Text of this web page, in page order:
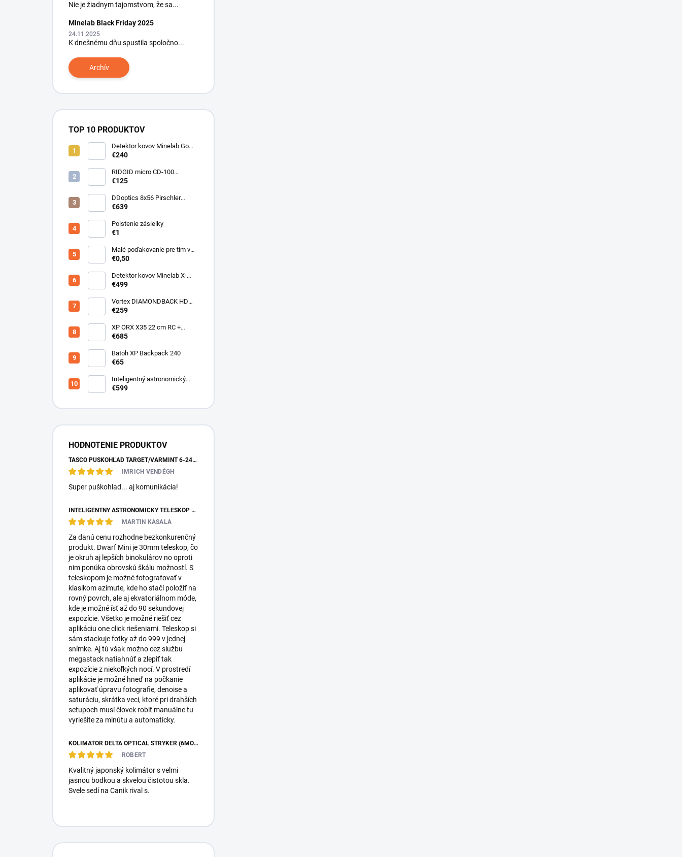
Nie je žiadnym tajomstvom, že sa...
Minelab Black Friday 2025
24.11.2025
K dnešnému dňu spustila spoločno...
Archív
TOP 10 PRODUKTOV
Detektor kovov Minelab Go
Find 66
€240
RIDGID micro CD-100
Detektor horľavých plynov
€125
DDoptics 8x56 Pirschler
Gen.3 Magnesium zelený
€639
Poistenie zásielky
€1
Malé poďakovanie pre tím v
sklade
€0,50
Detektor kovov Minelab X-
Terra ELITE pinpoiter set
€499
Vortex DIAMONDBACK HD
10X50
€259
XP ORX X35 22 cm RC +
bezdrôtové slúchadlá
€685
Batoh XP Backpack 240
€65
Inteligentný astronomický
teleskop DwarfLab Dwarf III
€599
HODNOTENIE PRODUKTOV
TASCO PUŠKOHĽAD TARGET/VARMINT 6-24X42 MILDOT
IMRICH VENDÉGH
Super puškohlad... aj komunikácia!
INTELIGENTNÝ ASTRONOMICKÝ TELESKOP DWARFLAB DWARF MINI
MARTIN KASALA
Za danú cenu rozhodne bezkonkurenčný
produkt. Dwarf Mini je 30mm teleskop, čo
je okruh aj lepších binokulárov no oproti
nim ponúka obrovskú škálu možností. S
teleskopom je možné fotografovať v
klasikom azimute, kde ho stačí položiť na
rovný povrch, ale aj ekvatoriálnom móde,
kde je možné ísť až do 90 sekundovej
expozície. Všetko je možné riešiť cez
aplikáciu one click riešeniami. Teleskop si
sám stackuje fotky až do 999 v jednej
snímke. Aj tú však možno cez službu
megastack natiahnúť a zlepiť tak
expozície z niekoľkých nocí. V prostredí
aplikácie je možné hneď na počkanie
aplikovať úpravu fotografie, denoise a
saturáciu, skrátka veci, ktoré pri drahších
setupoch musí človek robiť manuálne tu
vyriešite za minútu a automaticky.
KOLIMÁTOR DELTA OPTICAL STRYKER (6MOA)
ROBERT
Kvalitný japonský kolimátor s velmi
jasnou bodkou a skvelou čistotou skla.
Svele sedí na Canik rival s.